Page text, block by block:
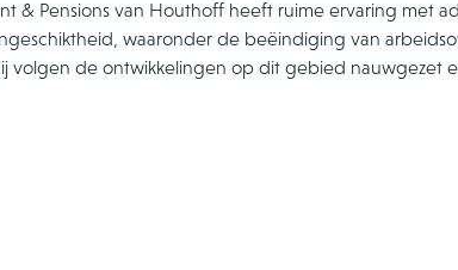
& Pensions van Houthoff heeft ruime ervaring met
waaronder de beëindiging van
volgen de ontwikkelingen op dit gebied nauwgezet